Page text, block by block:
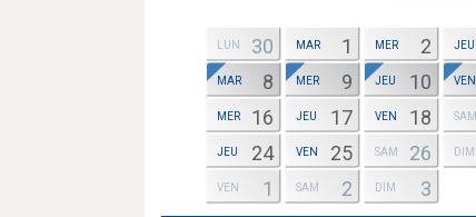
LUN 30 MAR 1 MER 2 JEU
MAR 8 MER 9 JEU 10 VEN
MER 16 JEU 17 VEN 18 SAM
JEU 24 VEN 25 SAM 26 DIM
VEN 1 SAM 2 DIM 3